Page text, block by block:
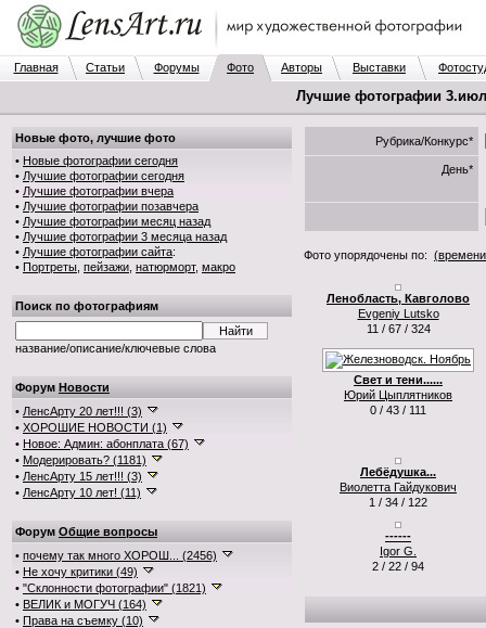
Главная Статьи Форумы Фото Авторы Выставки
Лучшие фотографии
Новые фото, лучшие фото
• Новые фотографии сегодня
• Лучшие фотографии сегодня
• Лучшие фотографии вчера
• Лучшие фотографии позавчера
• Лучшие фотографии месяц назад
• Лучшие фотографии 3 месяца назад
• Лучшие фотографии сайта:
• Портреты пейзажи натюрморт, макро
Поиск по фотографиям
название/описание/ключевые слова
Форум Новости
• ЛенсАрту 20 лет!!! (3)
• ХОРОШИЕ НОВОСТИ (1)
• Новое: Админ: абонплата (67)
• Модерировать? (1181)
• ЛенсАрту 15 лет!!! (3)
• ЛенсАрту 10 лет! (11)
Форум Общие вопросы
• почему так много ХОРОШ... (2456)
• Не хочу критики (49)
• "Склонности фотографии" (1821)
• ВЕЛИК и МОГУЧ (164)
• Права на съемку (10)
Рубрика/Конкурс*
День*
Фото упорядочены по: (времени
Ленобласть, Кавголово
Evgeniy Lutsko
11 / 67 / 324
Свет и тени......
Юрий Цыплятников
0 / 43 / 111
Лебёдушка...
Виолетта Гайдукович
1 / 34 / 122
------
Igor G.
2 / 22 / 94